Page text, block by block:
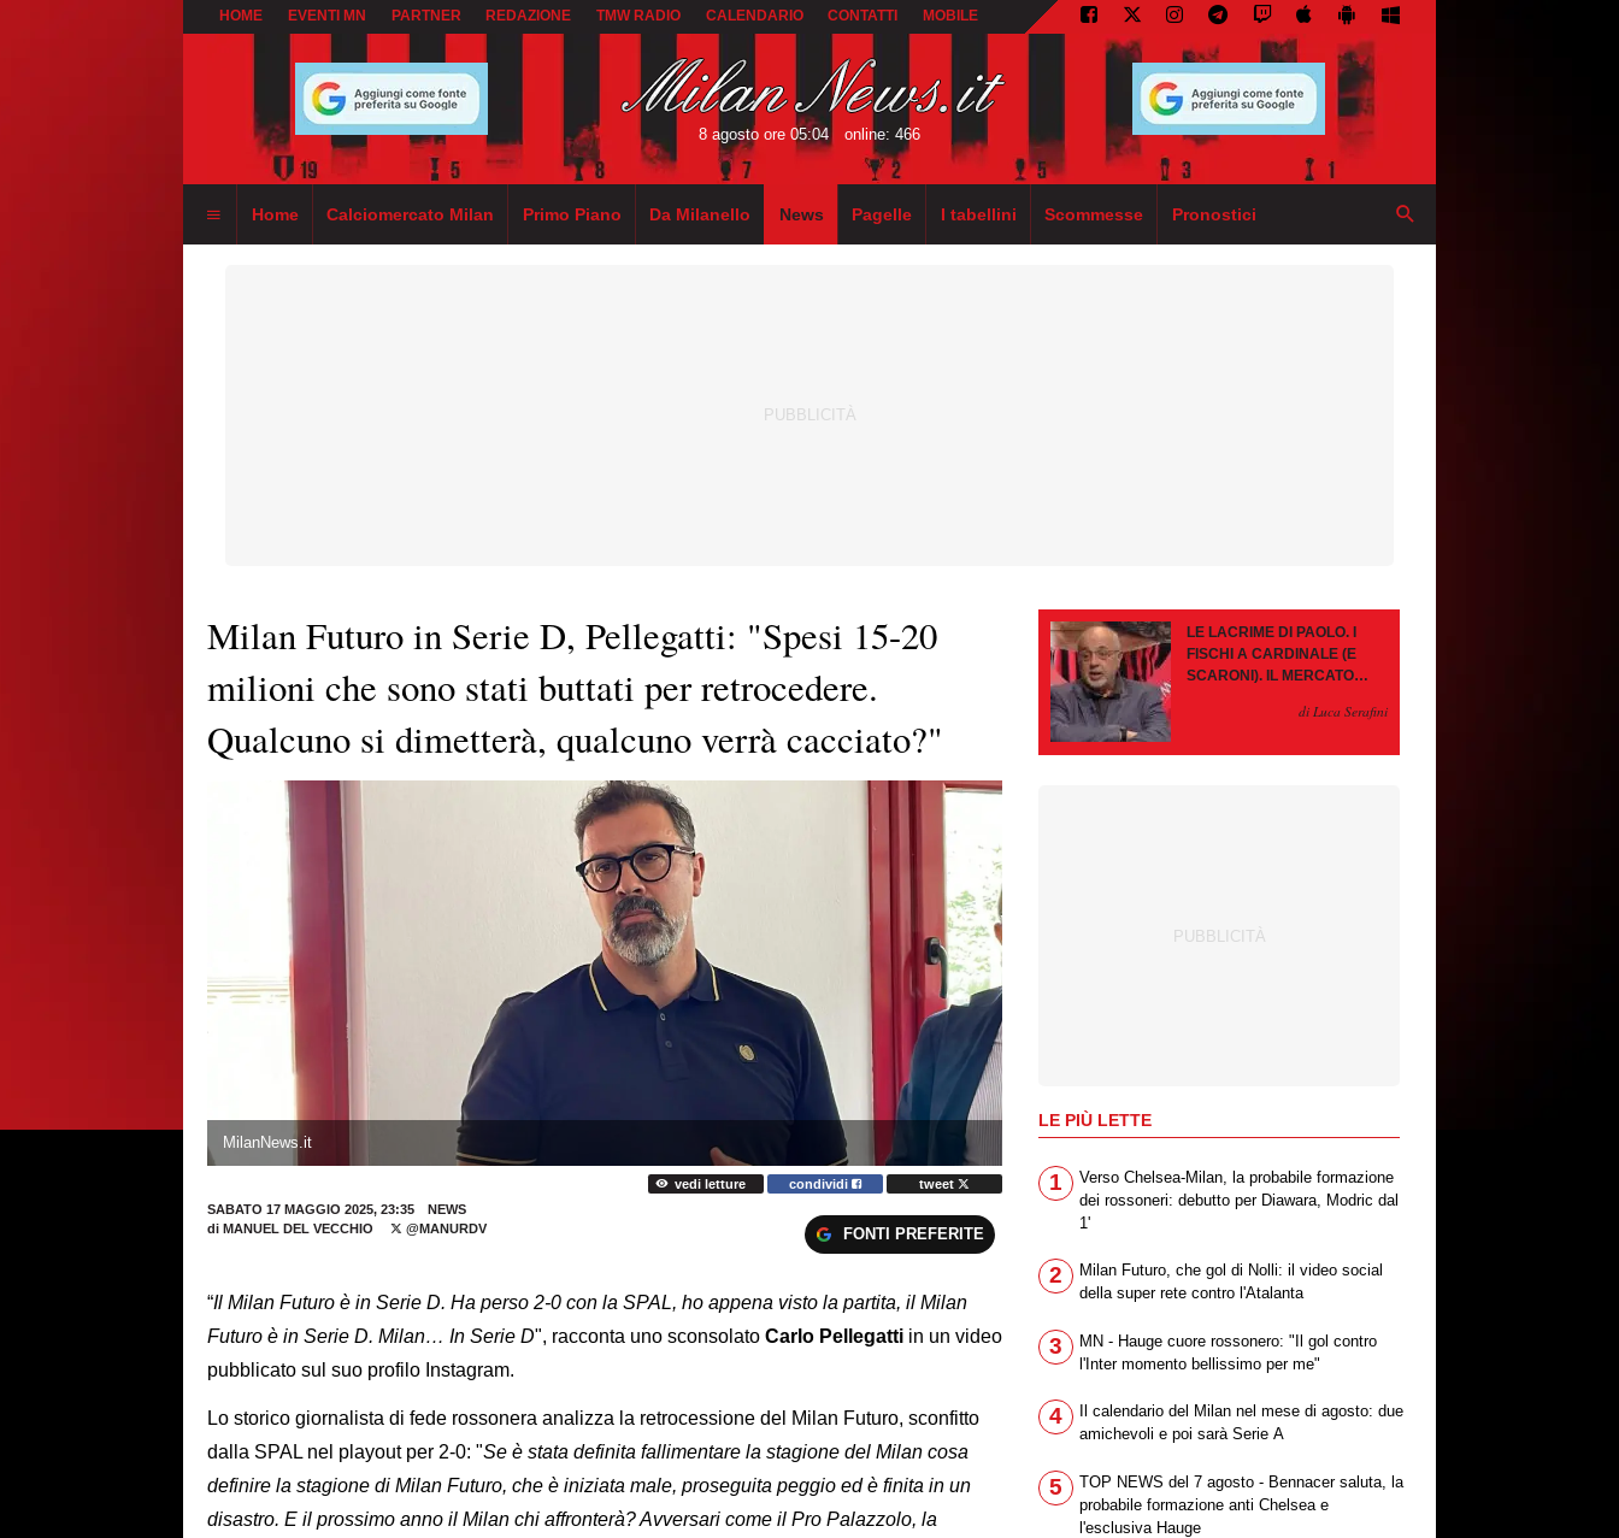
HOME EVENTI MN PARTNER REDAZIONE TMW RADIO CALENDARIO CONTATTI MOBILE
8 agosto ore 05:04 online: 466
Home Calciomercato Milan Primo Piano Da Milanello News Pagelle I tabellini Scommesse Pronostici
Milan Futuro in Serie D, Pellegatti: "Spesi 15-20
milioni che sono stati buttati per retrocedere.
Qualcuno si dimetterà, qualcuno verrà cacciato?"
MilanNews.it
vedi letture condividi
tweet
SABATO 17 MAGGIO 2025, 23:35
NEWS
di MANUEL DEL VECCHIO @MANURDV FONTI PREFERITE
“Il Milan Futuro è in Serie D. Ha perso 2-0 con la SPAL, ho appena visto la partita, il Milan
Futuro è in Serie D. Milan… In Serie D", racconta uno sconsolato Carlo Pellegatti in un video
pubblicato sul suo profilo Instagram.
Lo storico giornalista di fede rossonera analizza la retrocessione del Milan Futuro, sconfitto
dalla SPAL nel playout per 2-0: "Se è stata definita fallimentare la stagione del Milan cosa
definire la stagione di Milan Futuro, che è iniziata male, proseguita peggio ed è finita in un
disastro. E il prossimo anno il Milan chi affronterà? Avversari come il Pro Palazzolo, la
LE LACRIME DI PAOLO. I
FISCHI A CARDINALE (E
SCARONI). IL MERCATO
PAZIENZA, SE RESTA È
di Luca Serafini
LE PIÙ LETTE
1
Verso Chelsea-Milan, la probabile formazione
dei rossoneri: debutto per Diawara, Modric dal
1'
2
Milan Futuro, che gol di Nolli: il video social
della super rete contro l'Atalanta
3
MN - Hauge cuore rossonero: "Il gol contro
l'Inter momento bellissimo per me"
4
Il calendario del Milan nel mese di agosto: due
amichevoli e poi sarà Serie A
5
TOP NEWS del 7 agosto - Bennacer saluta, la
probabile formazione anti Chelsea e
l'esclusiva Hauge